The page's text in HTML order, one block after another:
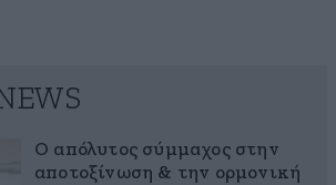
Ο απόλυτος σύμμαχος στην
αποτοξίνωση & την ορμονική